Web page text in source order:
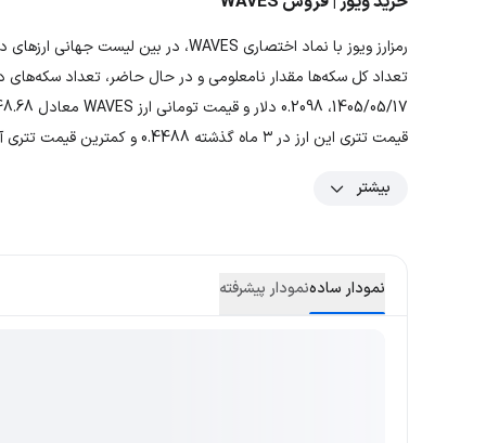
قیمت تتری این ارز در ۳ ماه گذشته 0.4488 و کمترین قیمت تتری آن 0.2055 بوده است.
بیشتر
نمودار سادهنمودار پیشرفته